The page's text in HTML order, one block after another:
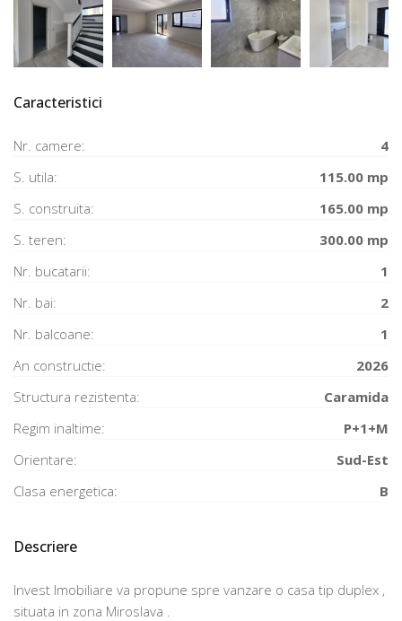
Caracteristici
Nr. camere:
4
S. utila:
115.00 mp
S. construita:
165.00 mp
S. teren:
300.00 mp
Nr. bucatarii:
1
Nr. bai:
2
Nr. balcoane:
1
An constructie:
2026
Structura rezistenta:
Caramida
Regim inaltime:
P+1+M
Orientare:
Sud-Est
Clasa energetica:
B
Descriere
Invest Imobiliare va propune spre vanzare o casa tip duplex ,
situata in zona Miroslava .